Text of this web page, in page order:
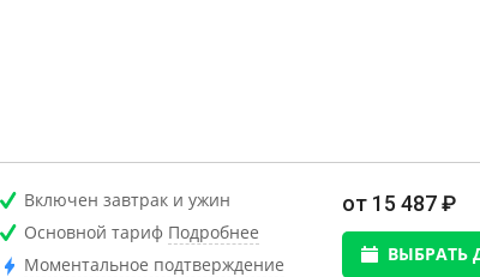
Включен завтрак и ужин
Основной тариф Подробнее
Моментальное подтверждение
от 15 487 ₽
ВЫБРАТЬ